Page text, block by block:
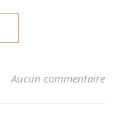
Aucun commentaire